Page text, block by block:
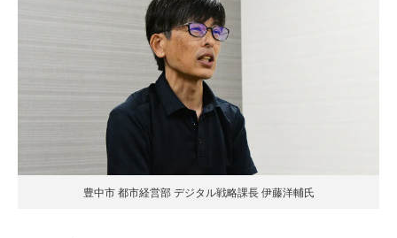
豊中市 都市経営部 デジタル戦略課長 伊藤洋輔氏